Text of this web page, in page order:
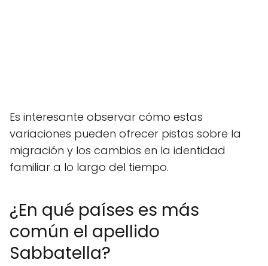
Es interesante observar cómo estas
variaciones pueden ofrecer pistas sobre la
migración y los cambios en la identidad
familiar a lo largo del tiempo.
¿En qué países es más
común el apellido
Sabbatella?